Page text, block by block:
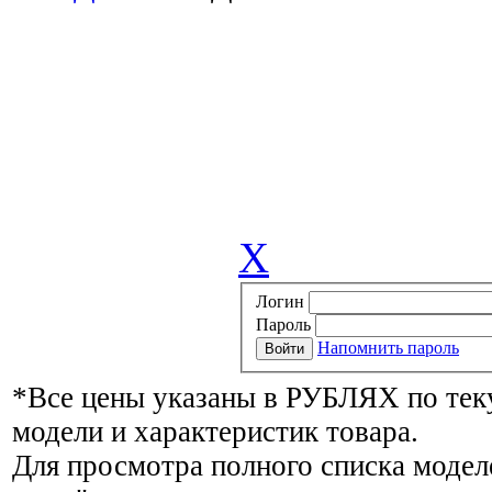
X
Логин
Пароль
Напомнить пароль
*Все цены указаны в РУБЛЯХ по
модели и характеристик товара.
Для просмотра полного списка